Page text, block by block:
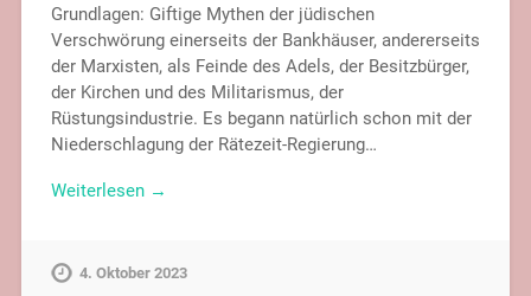
Grundlagen: Giftige Mythen der jüdischen
Verschwörung einerseits der Bankhäuser, andererseits
der Marxisten, als Feinde des Adels, der Besitzbürger,
der Kirchen und des Militarismus, der
Rüstungsindustrie. Es begann natürlich schon mit der
Niederschlagung der Rätezeit-Regierung…
Weiterlesen →
4. Oktober 2023